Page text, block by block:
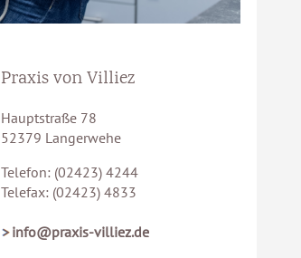
Praxis von Villiez
Hauptstraße 78
52379 Langerwehe
Telefon: (02423) 4244
Telefax: (02423) 4833
info@praxis-villiez.de